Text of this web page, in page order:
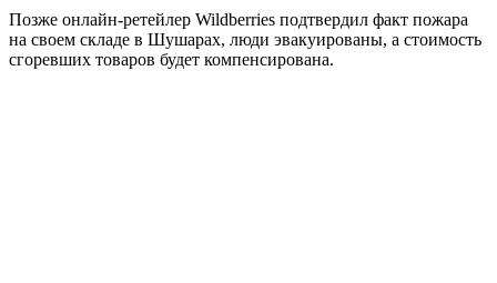
Позже онлайн-ретейлер Wildberries подтвердил факт пожара
на своем складе в Шушарах, люди эвакуированы, а стоимость
сгоревших товаров будет компенсирована.